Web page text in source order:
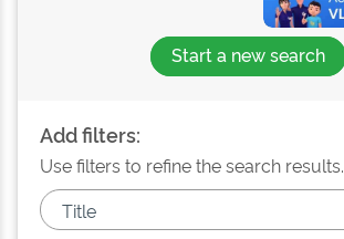
Start a new search
Add filters:
Use filters to refine the search results.